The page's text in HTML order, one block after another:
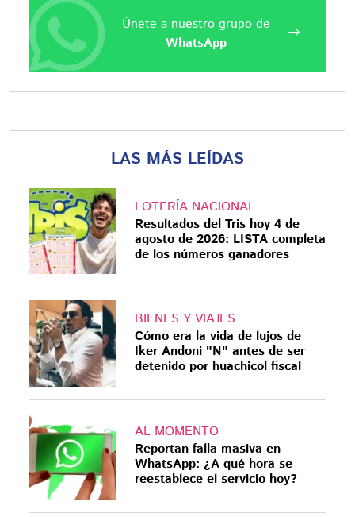
Únete a nuestro grupo de
WhatsApp
LAS MÁS LEÍDAS
LOTERÍA NACIONAL
Resultados del Tris hoy 4 de
agosto de 2026: LISTA completa
de los números ganadores
BIENES Y VIAJES
Cómo era la vida de lujos de
Iker Andoni "N" antes de ser
detenido por huachicol fiscal
AL MOMENTO
Reportan falla masiva en
WhatsApp: ¿A qué hora se
reestablece el servicio hoy?